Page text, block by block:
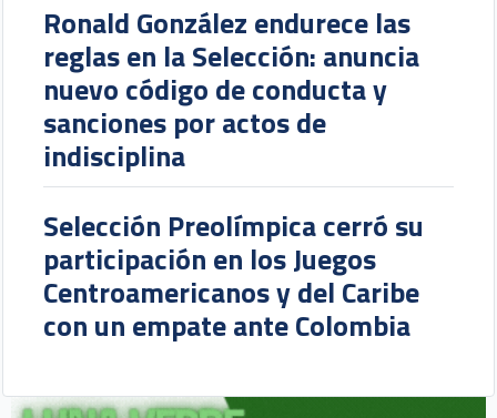
Ronald González endurece las
reglas en la Selección: anuncia
nuevo código de conducta y
sanciones por actos de
indisciplina
Selección Preolímpica cerró su
participación en los Juegos
Centroamericanos y del Caribe
con un empate ante Colombia